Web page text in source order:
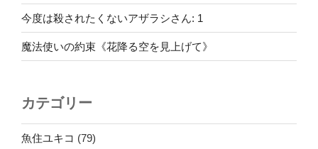
今度は殺されたくないアザラシさん: 1
魔法使いの約束《花降る空を見上げて》
カテゴリー
魚住ユキコ (79)